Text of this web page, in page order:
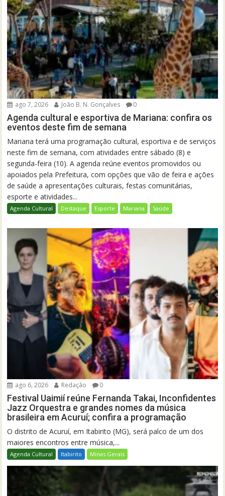
ago 7, 2026 João B. N. Gonçalves 0
Agenda cultural e esportiva de Mariana: confira os
eventos deste fim de semana
Mariana terá uma programação cultural, esportiva e de serviços
neste fim de semana, com atividades entre sábado (8) e
segunda-feira (10). A agenda reúne eventos promovidos ou
apoiados pela Prefeitura, com opções que vão de feira e ações
de saúde a apresentações culturais, festas comunitárias,
esporte e atividades...
Agenda Cultural Destaque Esporte Mariana Saúde
ago 6, 2026 Redação 0
Festival Uaimií reúne Fernanda Takai, Inconfidentes
Jazz Orquestra e grandes nomes da música
brasileira em Acuruí; confira a programação
O distrito de Acuruí, em Itabirito (MG), será palco de um dos
maiores encontros entre música,...
Agenda Cultural Itabirito Minas Gerais